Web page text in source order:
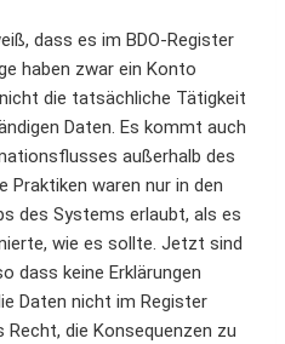
dass es im BDO-Register
haben zwar ein Konto
die tatsächliche Tätigkeit
Daten. Es kommt auch
außerhalb des
waren nur in den
des Systems erlaubt, als es
wie es sollte. Jetzt sind
dass keine Erklärungen
Daten nicht im Register
die Konsequenzen zu